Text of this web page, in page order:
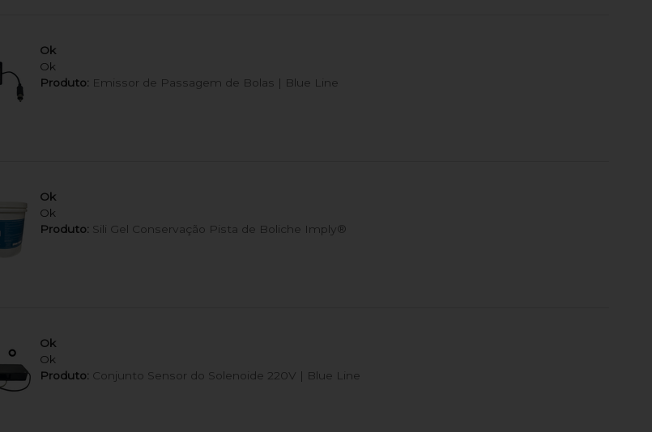
Ok
Ok
Produto: Emissor de Passagem de Bolas | Blue Line
Ok
Ok
Produto: Sili Gel Conservação Pista de Boliche Imply®
Ok
Ok
Produto: Conjunto Sensor do Solenoide 220V | Blue Line